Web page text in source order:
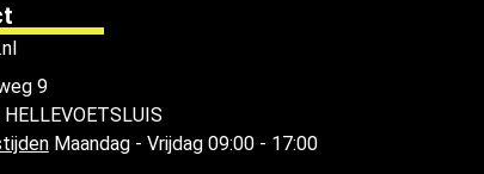
9
Maandag - Vrijdag 09:00 - 17:00